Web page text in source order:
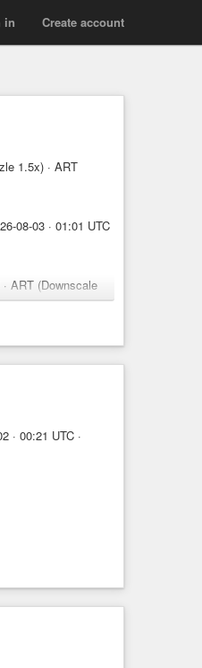
Create account
in
1.5x) · ART
08-03 · 01:01 UTC
ART (Downscale
· 00:21 UTC ·